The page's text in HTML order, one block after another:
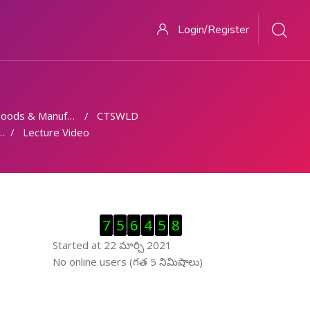
Login/Register
& Manufacturing
CTSWLD
Lecture Video
Visitor Counter ను తప్పించు
7 5 6 4 5 8
Started at 22 మార్చి 2021
ఆన్ లైను వాడుకరులు ను తప్పించు
No online users (గత 5 నిమిషాలు)